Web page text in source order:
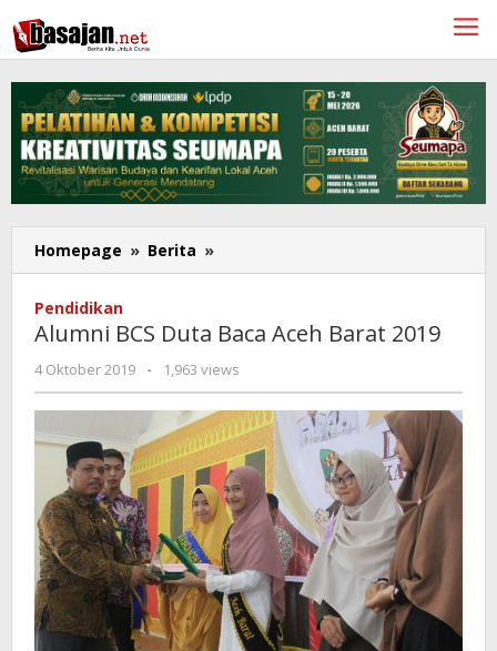
ke
konten
Homepage » Berita »
BCS
Aceh
Barat
2019
Pendidikan
Alumni BCS Duta Baca Aceh Barat 2019
4 Oktober 2019
oleh
Rahmat
Trisnamal
- 1,963 views